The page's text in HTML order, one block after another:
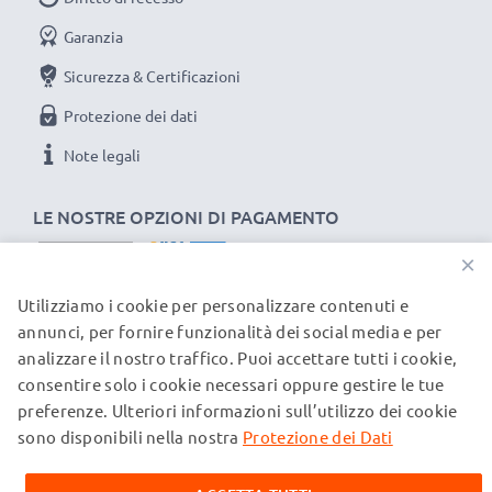
LE NOSTRE OPZIONI DI PAGAMENTO
Garanzia
Sicurezza & Certificazioni
Protezione dei dati
Note legali
I NOSTRI PARTNER DI SPEDIZIONE
© subtel.ch 2026
Tutti i prezzi sono comprensivi di IVA e al netto dei costi di
spedizione. Si prega di notare che tutti i marchi citati sono
menzionati sulle nostre pagine web esclusivamente per
×
Utilizziamo i cookie per personalizzare contenuti e
annunci, per fornire funzionalità dei social media e per
analizzare il nostro traffico. Puoi accettare tutti i cookie,
consentire solo i cookie necessari oppure gestire le tue
preferenze. Ulteriori informazioni sull’utilizzo dei cookie
sono disponibili nella nostra Protezione dei Dati